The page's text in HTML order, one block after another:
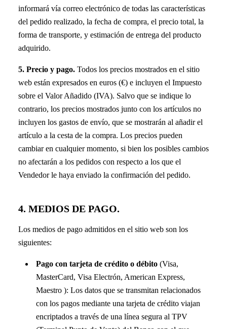
informará vía correo electrónico de todas las características
del pedido realizado, la fecha de compra, el precio total, la
forma de transporte, y estimación de entrega del producto
adquirido.
5. Precio y pago.Todos los precios mostrados en el sitio
web están expresados en euros (€) e incluyen el Impuesto
sobre el Valor Añadido (IVA). Salvo que se indique lo
contrario, los precios mostrados junto con los artículos no
incluyen los gastos de envío, que se mostrarán al añadir el
artículo a la cesta de la compra. Los precios pueden
cambiar en cualquier momento, si bien los posibles cambios
no afectarán a los pedidos con respecto a los que el
Vendedor le haya enviado la confirmación del pedido.
4. MEDIOS DE PAGO.
Los medios de pago admitidos en el sitio web son los
siguientes:
Pago con tarjeta de crédito o débito(Visa,
MasterCard, Visa Electrón, American Express,
Maestro ): Los datos que se transmitan relacionados
con los pagos mediante una tarjeta de crédito viajan
encriptados a través de una línea segura al TPV